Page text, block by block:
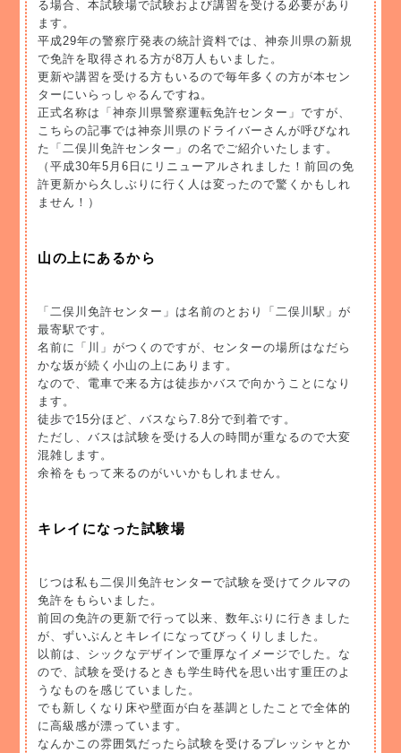
る場合、本試験場で試験および講習を受ける必要があり
ます。
平成29年の警察庁発表の統計資料では、神奈川県の新規
で免許を取得される方が8万人もいました。
更新や講習を受ける方もいるので毎年多くの方が本セン
ターにいらっしゃるんですね。
正式名称は「神奈川県警察運転免許センター」ですが、
こちらの記事では神奈川県のドライバーさんが呼びなれ
た「二俣川免許センター」の名でご紹介いたします。
（平成30年5月6日にリニューアルされました！前回の免
許更新から久しぶりに行く人は変ったので驚くかもしれ
ません！）
山の上にあるから
「二俣川免許センター」は名前のとおり「二俣川駅」が
最寄駅です。
名前に「川」がつくのですが、センターの場所はなだら
かな坂が続く小山の上にあります。
なので、電車で来る方は徒歩かバスで向かうことになり
ます。
徒歩で15分ほど、バスなら7.8分で到着です。
ただし、バスは試験を受ける人の時間が重なるので大変
混雑します。
余裕をもって来るのがいいかもしれません。
キレイになった試験場
じつは私も二俣川免許センターで試験を受けてクルマの
免許をもらいました。
前回の免許の更新で行って以来、数年ぶりに行きました
が、ずいぶんとキレイになってびっくりしました。
以前は、シックなデザインで重厚なイメージでした。な
ので、試験を受けるときも学生時代を思い出す重圧のよ
うなものを感じていました。
でも新しくなり床や壁面が白を基調としたことで全体的
に高級感が漂っています。
なんかこの雰囲気だったら試験を受けるプレッシャとか